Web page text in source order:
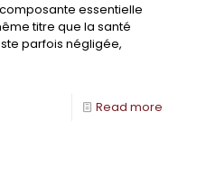
essentielle
titre que la santé
parfois négligée,
Read more